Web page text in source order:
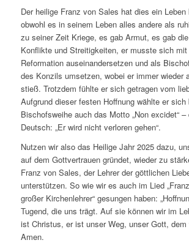
Der heilige Franz von Sales hat dies ein Leben
obwohl es in seinem Leben alles andere als
zu seiner Zeit Kriege, es gab Armut, es gab
Konflikte und Streitigkeiten, er musste sich mit
Reformation auseinandersetzen und als
des Konzils umsetzen, wobei er immer wieder
stieß. Trotzdem fühlte er sich getragen vom
Aufgrund dieser festen Hoffnung wählte er sich
Bischofsweihe auch das Motto „Non excidet“
Deutsch: „Er wird nicht verloren gehen“.
Nutzen wir also das Heilige Jahr 2025 dazu,
auf dem Gottvertrauen gründet, wieder zu
Franz von Sales, der Lehrer der göttlichen
unterstützen. So wie wir es auch im Lied
großer Kirchenlehrer“ gesungen haben:
Tugend, die uns trägt. Auf sie können wir im
ist Christus, er ist unser Weg, unser Gott, dem
Amen.